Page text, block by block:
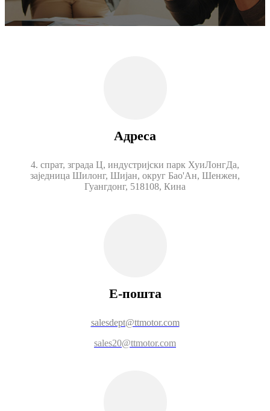
Адреса
4. спрат, зграда Ц, индустријски парк ХуиЛонгДа,
заједница Шилонг, Шијан, округ Бао'Ан, Шенжен,
Гуангдонг, 518108, Кина
Е-пошта
salesdept@ttmotor.com
sales20@ttmotor.com